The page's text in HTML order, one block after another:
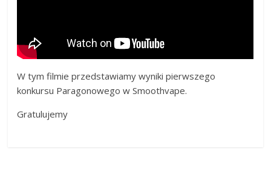
W tym filmie przedstawiamy wyniki pierwszego
konkursu Paragonowego w Smoothvape.
Gratulujemy